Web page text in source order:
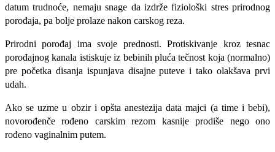
datum trudnoće, nemaju snage da izdrže fiziološki stres prirodnog
porođaja, pa bolje prolaze nakon carskog reza.
Prirodni porođaj ima svoje prednosti. Protiskivanje kroz tesnac
porođajnog kanala istiskuje iz bebinih pluća tečnost koja (normalno)
pre početka disanja ispunjava disajne puteve i tako olakšava prvi
udah.
Ako se uzme u obzir i opšta anestezija data majci (a time i bebi),
novorođenče rođeno carskim rezom kasnije prodiše nego ono
rođeno vaginalnim putem.